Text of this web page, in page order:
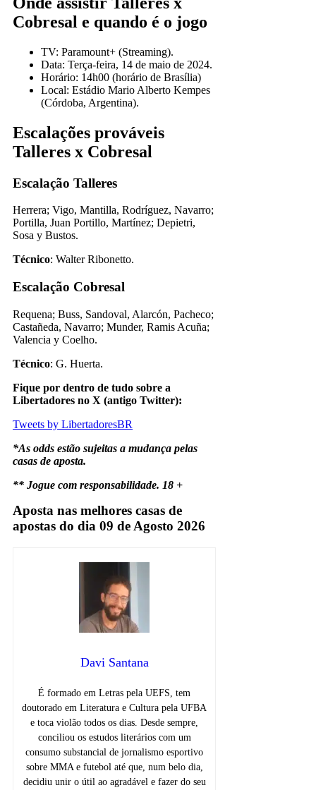
Cobresal e quando é o jogo
TV: Paramount+ (Streaming).
Data: Terça-feira, 14 de maio de 2024.
Horário: 14h00 (horário de Brasília)
Local: Estádio Mario Alberto Kempes
(Córdoba, Argentina).
Escalações prováveis
Talleres x Cobresal
Escalação Talleres
Herrera; Vigo, Mantilla, Rodríguez, Navarro;
Portilla, Juan Portillo, Martínez; Depietri,
Sosa y Bustos.
Técnico: Walter Ribonetto.
Escalação Cobresal
Requena; Buss, Sandoval, Alarcón, Pacheco;
Castañeda, Navarro; Munder, Ramis Acuña;
Valencia y Coelho.
Técnico: G. Huerta.
Fique por dentro de tudo sobre a
Libertadores no X (antigo Twitter):
Tweets by LibertadoresBR
*As odds estão sujeitas a mudança pelas
casas de aposta.
** Jogue com responsabilidade. 18 +
Aposta nas melhores casas de
apostas do dia 09 de Agosto 2026
Davi Santana
É formado em Letras pela UEFS, tem
doutorado em Literatura e Cultura pela UFBA
e toca violão todos os dias. Desde sempre,
conciliou os estudos literários com um
consumo substancial de jornalismo esportivo
sobre MMA e futebol até que, num belo dia,
decidiu unir o útil ao agradável e fazer do seu